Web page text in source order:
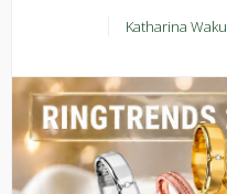
Katharina